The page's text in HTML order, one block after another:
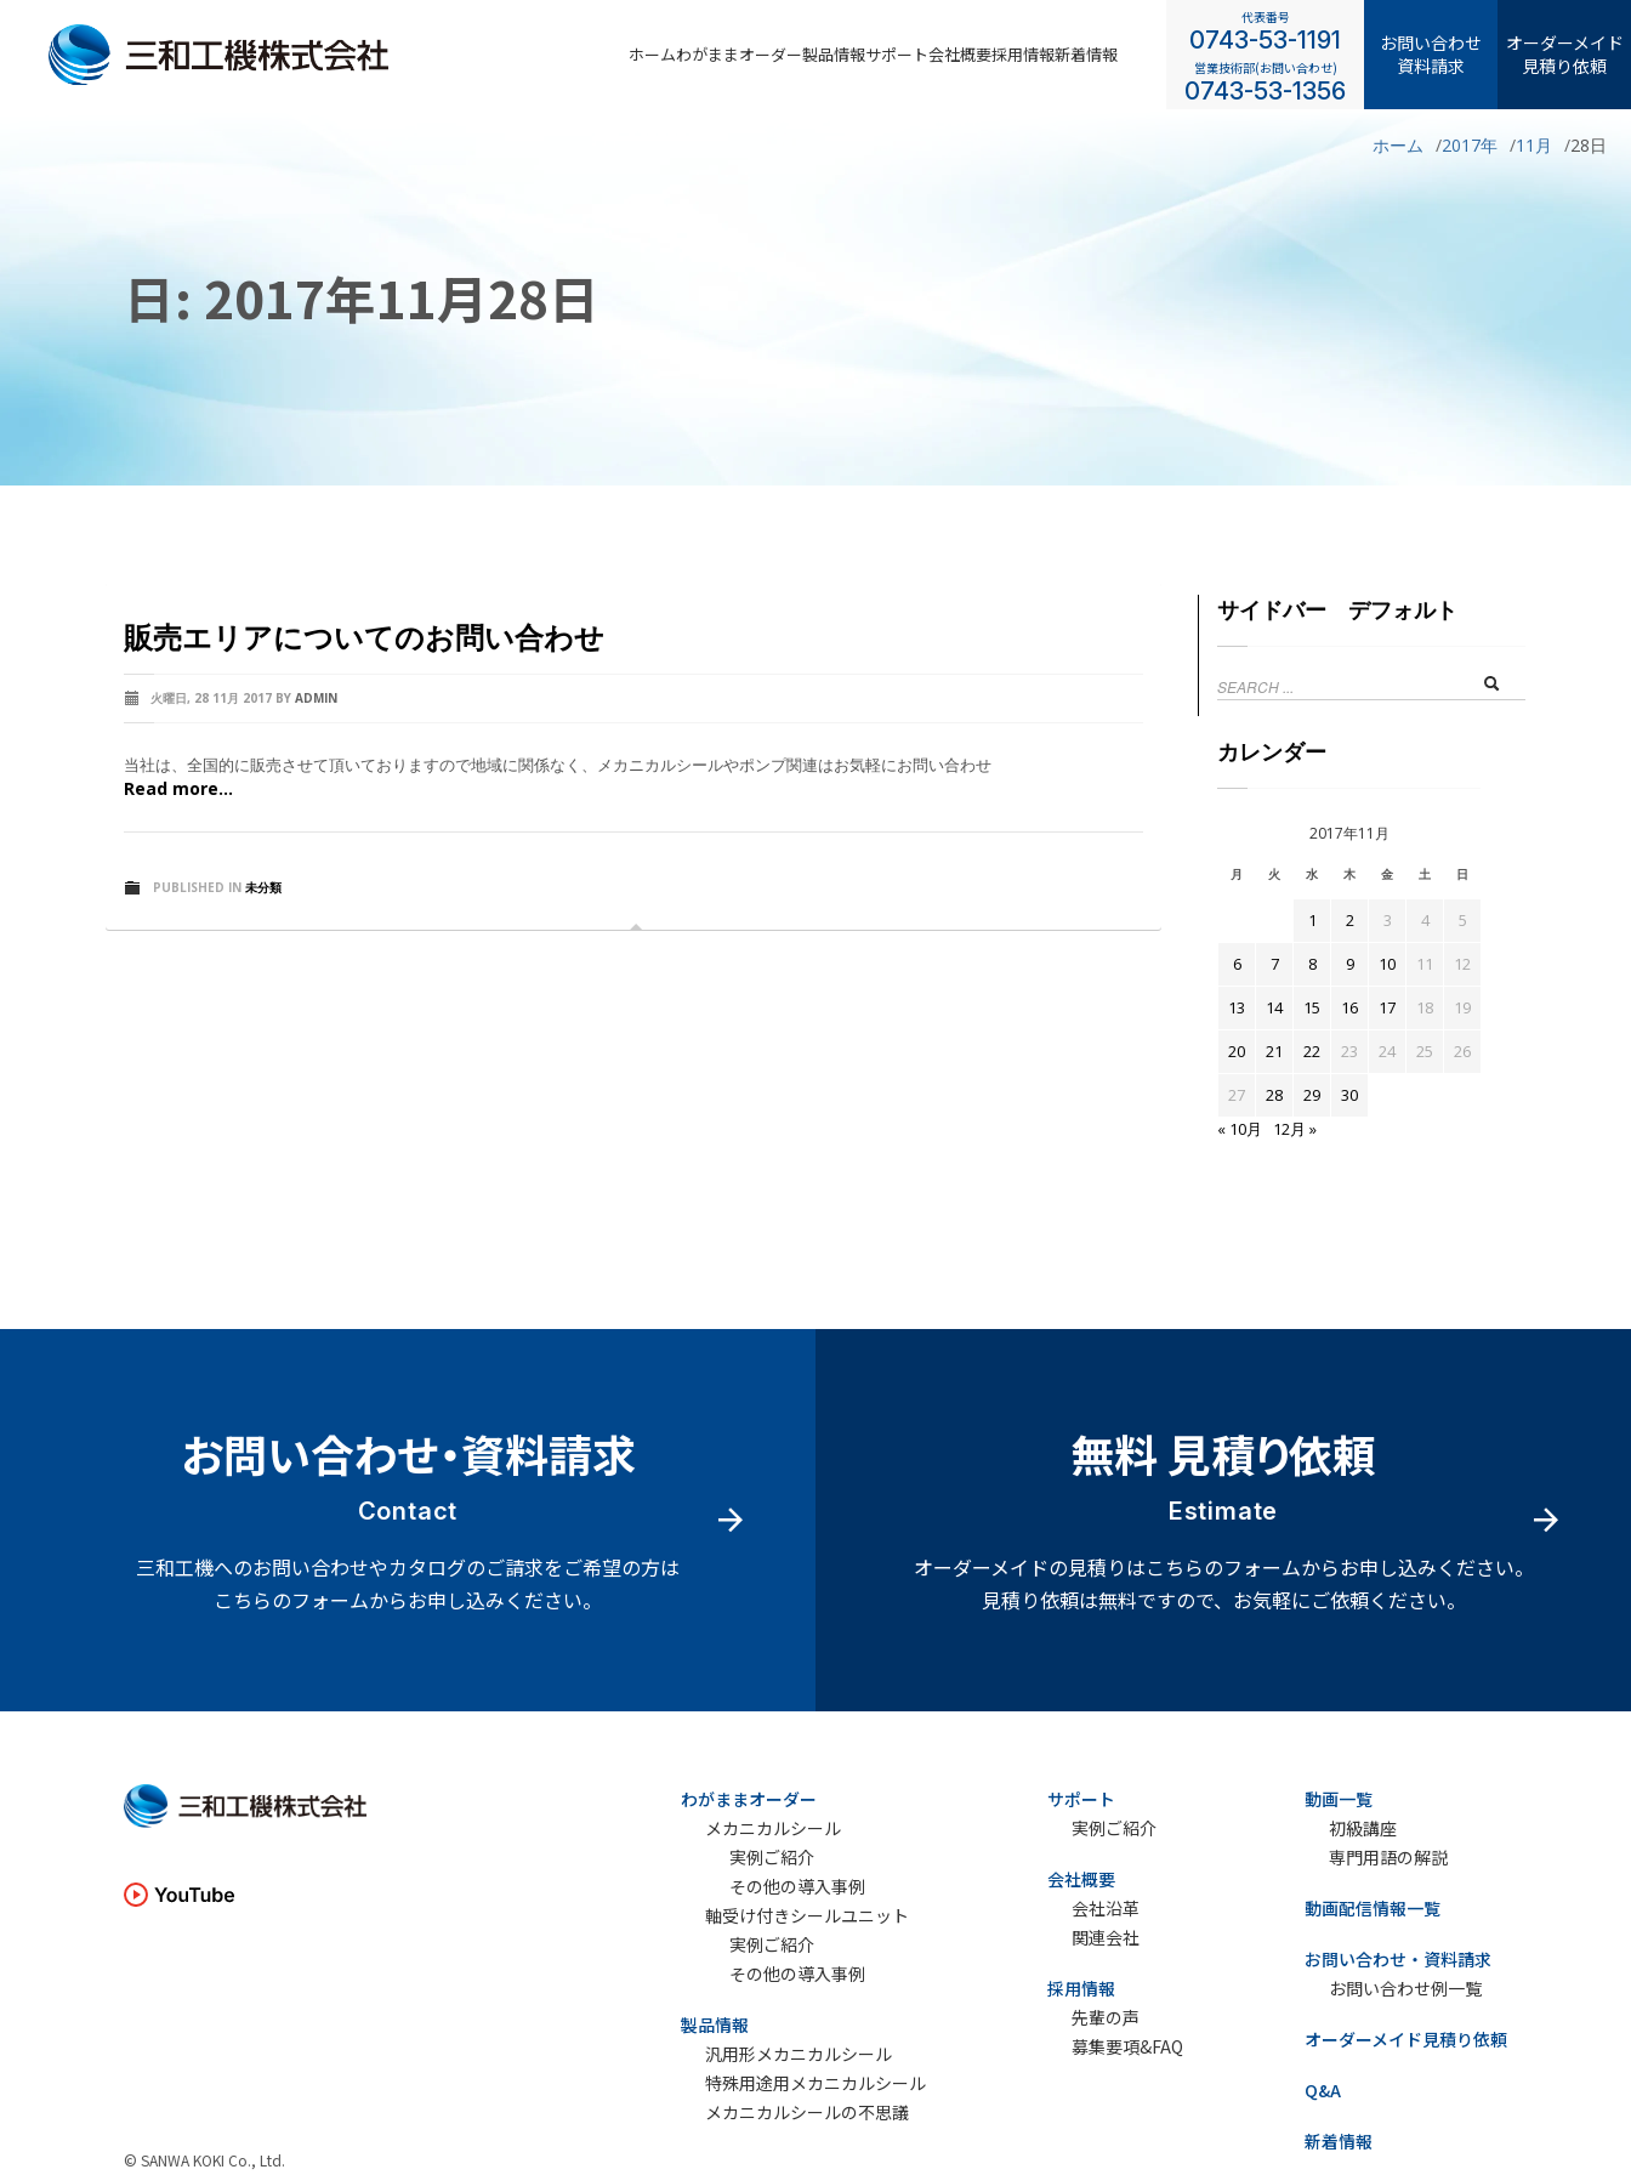
ホームわがままオーダー製品情報サポート会社概要採用情報新着情報
代表番号
0743-53-1191
営業技術部(お問い合わせ)
0743-53-1356
お問い合わせ
資料請求
オーダーメイド
見積り依頼
ホーム 2017年 11月 28日
日:2017年11月28日
販売エリアについてのお問い合わせ
火曜日, 28 11月 2017 BY ADMIN
当社は、全国的に販売させて頂いておりますので地域に関係なく、メカニカルシールやポンプ関連はお気軽にお問い合わせ
Read more...
PUBLISHED IN 未分類
サイドバー デフォルト
カレンダー
2017年11月
月 火 水 木 金 土 日
1 2 3 4
5
6
7 8 9 10 11
12
13
14 15 16 17 18
19
20
21 22 23 24 25
26
27
28 29
30
« 10月
12月 »
お問い合わせ・資料請求
Contact
三和工機へのお問い合わせやカタログのご請求をご希望の方は
こちらのフォームからお申し込みください。
無料 見積り依頼
Estimate
オーダーメイドの見積りはこちらのフォームからお申し込みください。
見積り依頼は無料ですので、お気軽にご依頼ください。
わがままオーダー
メカニカルシール
実例ご紹介
その他の導入事例
軸受け付きシールユニット
実例ご紹介
その他の導入事例
製品情報
汎用形メカニカルシール
特殊用途用メカニカルシール
メカニカルシールの不思議
サポート
実例ご紹介
会社概要
会社沿革
関連会社
採用情報
先輩の声
募集要項&FAQ
動画一覧
初級講座
専門用語の解説
動画配信情報一覧
お問い合わせ・資料請求
お問い合わせ例一覧
オーダーメイド見積り依頼
Q&A
新着情報
© SANWA KOKI Co., Ltd.